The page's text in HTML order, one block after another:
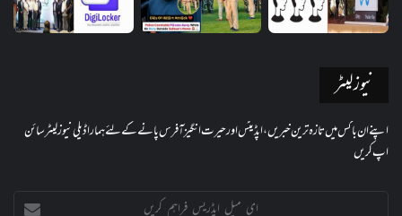
نیوز لیٹر
اپنے ان باکس میں تازہ ترین خبریں، اپڈیٹس اور حیرت انگیز آفرس پانے کے لئے ہمارا ڈیلی نیوز لیٹر سائن
اپ کریں